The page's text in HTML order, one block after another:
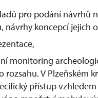
pro podání návrhů
návrhy koncepcí jejich
monitoring
rozsahu. V Plzeňském
přístup